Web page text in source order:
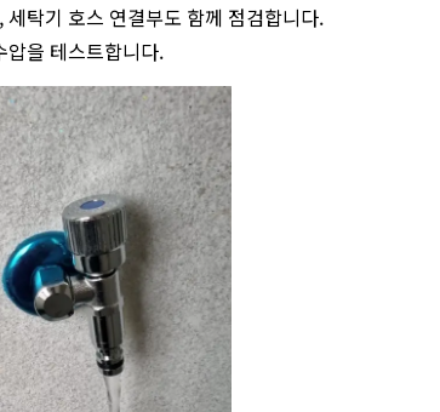
탁기 호스 연결부도 함께 점검합니다.
압을 테스트합니다.